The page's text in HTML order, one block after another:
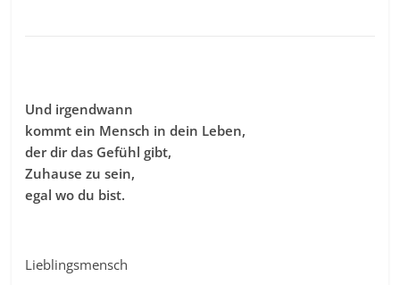
Und irgendwann
kommt ein Mensch in dein Leben,
der dir das Gefühl gibt,
Zuhause zu sein,
egal wo du bist.
Lieblingsmensch